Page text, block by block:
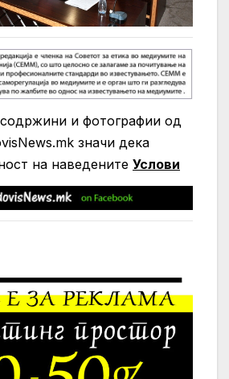
и фотографии од
значи дека
на нaведените Услови